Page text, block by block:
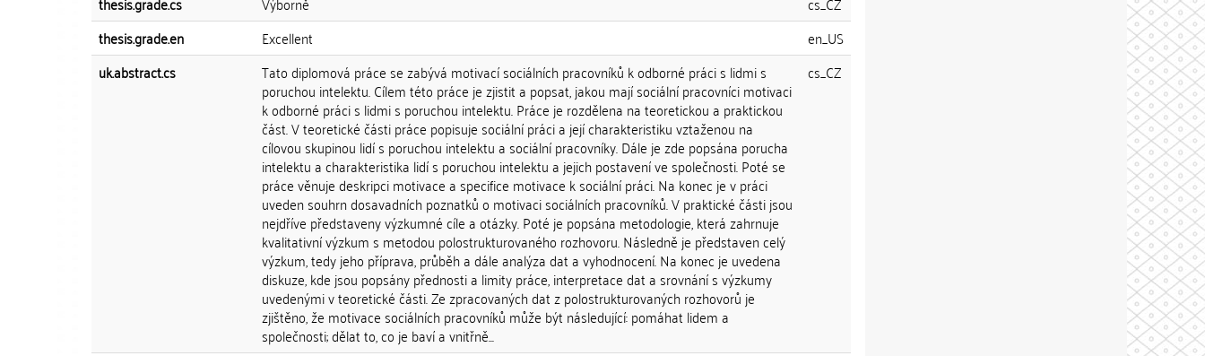
thesis.grade.en
Excellent
en_US
uk.abstract.cs
Tato diplomová práce se zabývá motivací sociálních pracovníků k odborné práci s lidmi s
poruchou intelektu. Cílem této práce je zjistit a popsat, jakou mají sociální pracovníci motivaci
k odborné práci s lidmi s poruchou intelektu. Práce je rozdělena na teoretickou a praktickou
část. V teoretické části práce popisuje sociální práci a její charakteristiku vztaženou na
cílovou skupinou lidí s poruchou intelektu a sociální pracovníky. Dále je zde popsána porucha
intelektu a charakteristika lidí s poruchou intelektu a jejich postavení ve společnosti. Poté se
práce věnuje deskripci motivace a specifice motivace k sociální práci. Na konec je v práci
uveden souhrn dosavadních poznatků o motivaci sociálních pracovníků. V praktické části jsou
nejdříve představeny výzkumné cíle a otázky. Poté je popsána metodologie, která zahrnuje
kvalitativní výzkum s metodou polostrukturovaného rozhovoru. Následně je představen celý
výzkum, tedy jeho příprava, průběh a dále analýza dat a vyhodnocení. Na konec je uvedena
diskuze, kde jsou popsány přednosti a limity práce, interpretace dat a srovnání s výzkumy
uvedenými v teoretické části. Ze zpracovaných dat z polostrukturovaných rozhovorů je
zjištěno, že motivace sociálních pracovníků může být následující: pomáhat lidem a
společnosti; dělat to, co je baví a vnitřně...
cs_CZ